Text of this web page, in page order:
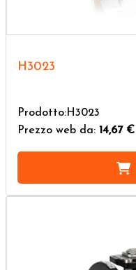
H3023
Prodotto:H3023
Prezzo web da: 14,67 €